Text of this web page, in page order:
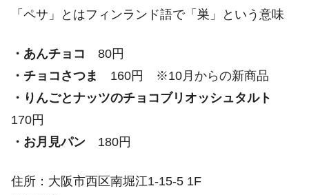
「ペサ」とはフィンランド語で「巣」という意味
・あんチョコ 80円
・チョコさつま
160円 ※10月からの新商品
・りんごとナッツのチョコブリオッシュタルト
170円
・お月見パン 180円
住所：大阪市西区南堀江1-15-5 1F